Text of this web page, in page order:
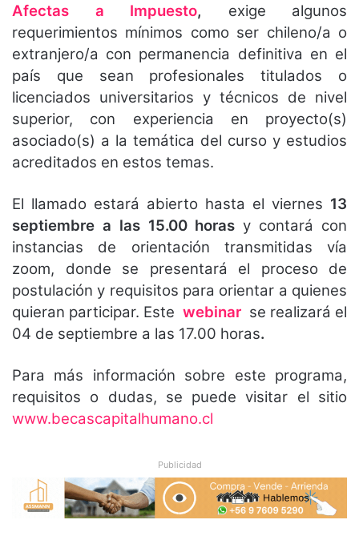
Afectas a Impuesto, exige algunos
requerimientos mínimos como ser chileno/a o
extranjero/a con permanencia definitiva en el
país que sean profesionales titulados o
licenciados universitarios y técnicos de nivel
superior, con experiencia en proyecto(s)
asociado(s) a la temática del curso y estudios
acreditados en estos temas.
El llamado estará abierto hasta el viernes 13
septiembre a las 15.00 horasy contará con
instancias de orientación transmitidas vía
zoom, donde se presentará el proceso de
postulación y requisitos para orientar a quienes
quieran participar. Este webinar se realizará el
04 de septiembre a las 17.00 horas.
Para más información sobre este programa,
requisitos o dudas, se puede visitar el sitio
www.becascapitalhumano.cl
Publicidad